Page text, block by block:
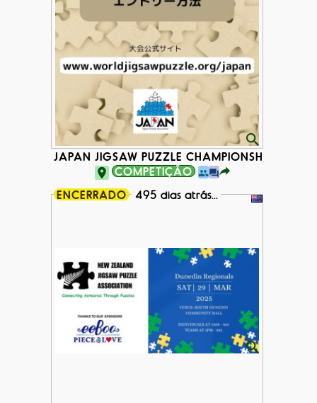
JAPAN JIGSAW PUZZLE CHAMPIONSHIP 2025
COMPETIÇÃO
ENCERRADO
495 dias atrás...